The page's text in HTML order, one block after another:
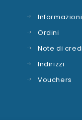
Ordini
Note di
Indirizzi
Vouchers